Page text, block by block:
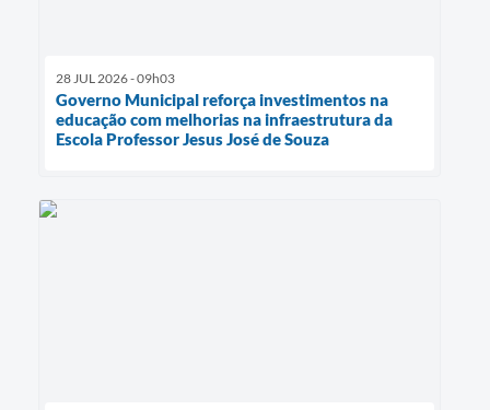
28 JUL 2026 - 09h03
Governo Municipal reforça investimentos na
educação com melhorias na infraestrutura da
Escola Professor Jesus José de Souza